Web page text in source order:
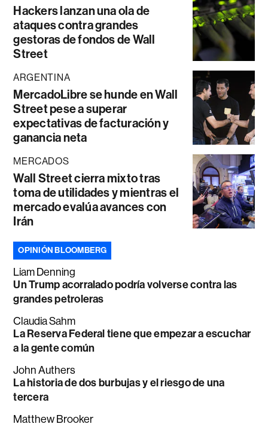
Hackers lanzan una ola de
ataques contra grandes
gestoras de fondos de Wall
Street
ARGENTINA
MercadoLibre se hunde en Wall
Street pese a superar
expectativas de facturación y
ganancia neta
MERCADOS
Wall Street cierra mixto tras
toma de utilidades y mientras el
mercado evalúa avances con
Irán
OPINIÓN BLOOMBERG
Liam Denning
Un Trump acorralado podría volverse contra las
grandes petroleras
Claudia Sahm
La Reserva Federal tiene que empezar a escuchar
a la gente común
John Authers
La historia de dos burbujas y el riesgo de una
tercera
Matthew Brooker